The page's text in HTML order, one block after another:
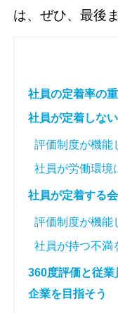
は、ぜひ、最後
社員の定着率の
社員が定着しな
評価制度が機能
社員が労働環境
社員が定着する
評価制度が機能
社員が持つ不満
360度評価と従業
企業を目指そう